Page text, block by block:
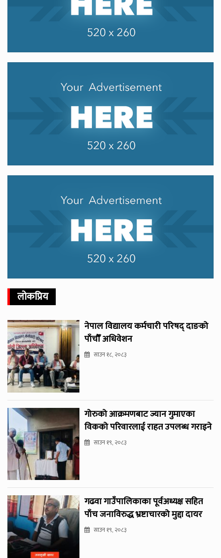
लोकप्रिय
नेपाल विद्यालय कर्मचारी परिषद् दाङको
पाँचौँ अधिवेशन
साउन १८, २०८३
गोरुको आक्रमणबाट ज्यान गुमाएका
विकको परिवारलाई राहत उपलब्ध गराइने
साउन १९, २०८३
गढवा गाउँपालिकाका पूर्वअध्यक्ष सहित
पाँच जनाविरुद्ध भ्रष्टाचारको मुद्दा दायर
साउन १९, २०८३